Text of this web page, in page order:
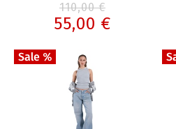
110,00 €
55,00 €